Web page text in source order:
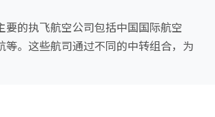
的执飞航空公司包括中国国际航空
等。这些航司通过不同的中转组合，为